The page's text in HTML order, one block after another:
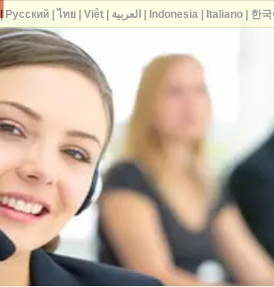
Русский| ไทย| Việt| العربية Indonesia| Italiano| 한국